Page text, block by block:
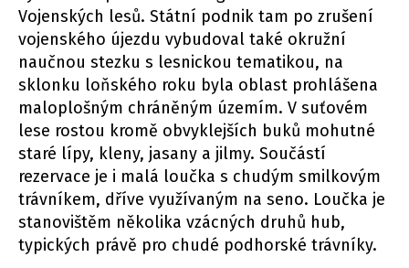
Vojenských lesů. Státní podnik tam po zrušení
vojenského újezdu vybudoval také okružní
naučnou stezku s lesnickou tematikou, na
sklonku loňského roku byla oblast prohlášena
maloplošným chráněným územím. V suťovém
lese rostou kromě obvyklejších buků mohutné
staré lípy, kleny, jasany a jilmy. Součástí
rezervace je i malá loučka s chudým smilkovým
trávníkem, dříve využívaným na seno. Loučka je
stanovištěm několika vzácných druhů hub,
typických právě pro chudé podhorské trávníky.